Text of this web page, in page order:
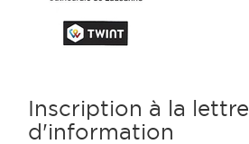
Inscription à la lettre
d'information